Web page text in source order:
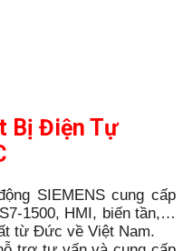
Bị Điện Tự
SIEMENS cung cấp
1500, HMI, biến tần,…
từ Đức về Việt Nam.